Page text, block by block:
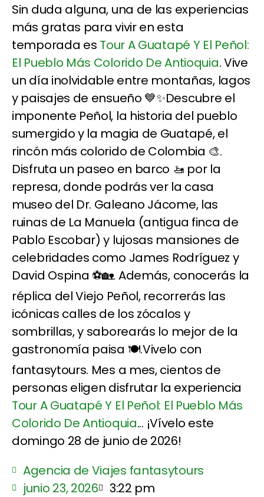
Sin duda alguna, una de las experiencias
más gratas para vivir en esta
temporada es Tour A Guatapé Y El Peñol:
El Pueblo Más Colorido De Antioquia. Vive
un día inolvidable entre montañas, lagos
y paisajes de ensueño 💙✨Descubre el
imponente Peñol, la historia del pueblo
sumergido y la magia de Guatapé, el
rincón más colorido de Colombia 🎨.
Disfruta un paseo en barco 🚤 por la
represa, donde podrás ver la casa
museo del Dr. Galeano Jácome, las
ruinas de La Manuela (antigua finca de
Pablo Escobar) y lujosas mansiones de
celebridades como James Rodríguez y
David Ospina ⚽🏡. Además, conocerás la
réplica del Viejo Peñol, recorrerás las
icónicas calles de los zócalos y
sombrillas, y saborearás lo mejor de la
gastronomía paisa 🍽️.Vivelo con
fantasytours. Mes a mes, cientos de
personas eligen disfrutar la experiencia
Tour A Guatapé Y El Peñol: El Pueblo Más
Colorido De Antioquia... ¡Vívelo este
domingo 28 de junio de 2026!
Agencia de Viajes fantasytours
junio 23, 2026
3:22 pm